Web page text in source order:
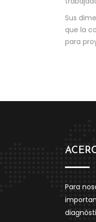
Sus
que la
para
Para